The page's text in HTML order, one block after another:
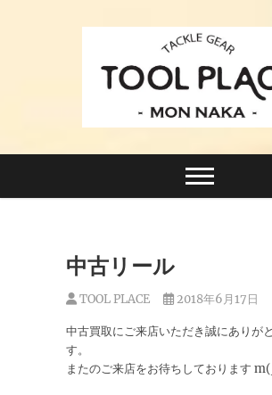
TACKLE
TOOL
ス」が門前仲町に近日オープ
中古リール
TOOL PLACE 2018年6月17日
中古買取にご来店いただき誠にありが
す。
またのご来店をお待ちしております